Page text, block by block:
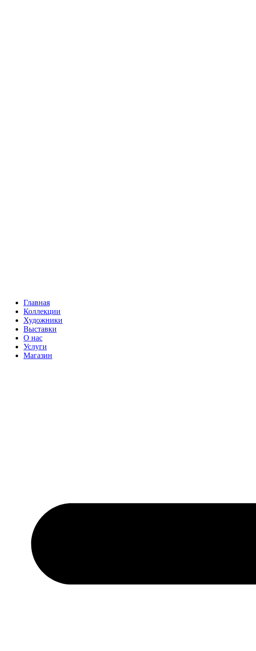
Главная
Коллекции
Художники
Выставки
О нас
Услуги
Магазин